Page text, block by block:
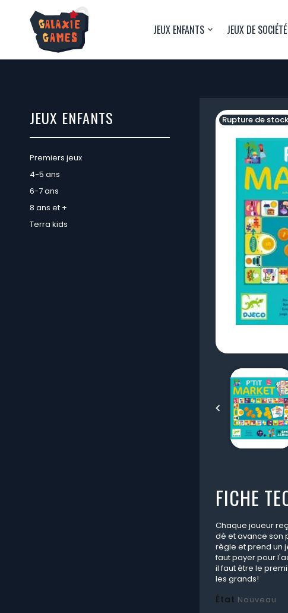
JEUX ENFANTS JEUX DE SOCIÉTÉ
JEUX ENFANTS
Premiers jeux
4-5 ans
6-7 ans
8 ans et +
Terra kids

Rupture de stock
FICHE
Chaque joueur
dé et avance son
règle et prend un
faut payer pour
il faut être le
les grands!
État Nouveau